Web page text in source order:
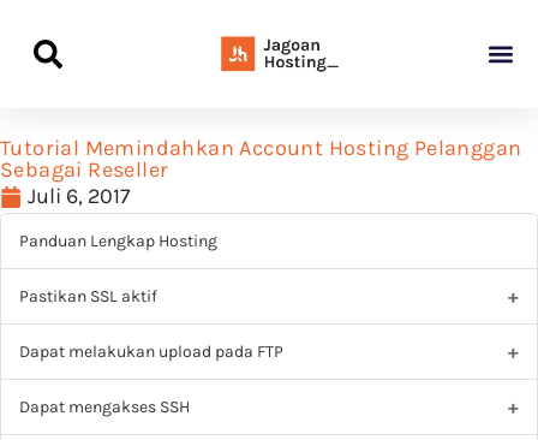
Tutorial Memindahkan Account Hosting Pelanggan
Sebagai Reseller
Juli 6, 2017
Panduan Lengkap Hosting
Pastikan SSL aktif
Dapat melakukan upload pada FTP
Dapat mengakses SSH